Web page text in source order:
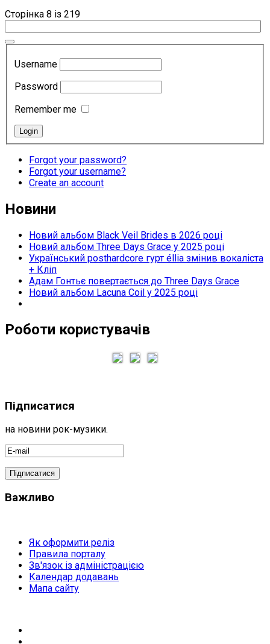
Сторінка 8 із 219
Username
Password
Remember me
Forgot your password?
Forgot your username?
Create an account
Новини
Новий альбом Black Veil Brides в 2026 році
Новий альбом Three Days Grace у 2025 році
Український posthardcore гурт éllia змінив вокаліста
+ Кліп
Адам Гонтьє повертається до Three Days Grace
Новий альбом Lacuna Coil у 2025 році
Роботи користувачів
Підписатися
на новини рок-музики.
Важливо
Як оформити реліз
Правила порталу
Зв'язок із адміністрацією
Календар додавань
Мапа сайту